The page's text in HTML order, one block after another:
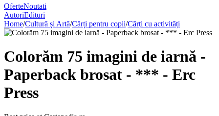
OferteNoutati
AutoriEdituri
Home/Cultură și Artă/Cărți pentru copii/Cărți cu activități
Colorăm 75 imagini de iarnă -
Paperback brosat - *** - Erc
Press